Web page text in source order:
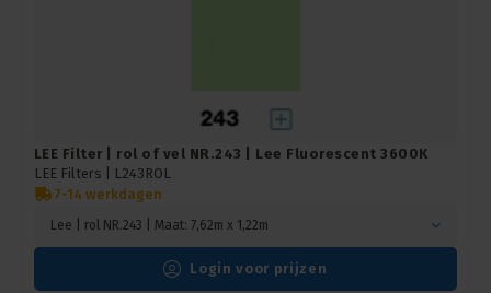
LEE Filter | rol of vel NR.243 | Lee Fluorescent 3600K
LEE Filters |
L243ROL
7-14 werkdagen
Lee | rol NR.243 | Maat: 7,62m x 1,22m
Login voor prijzen